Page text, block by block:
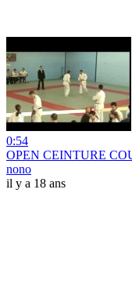
0:54
OPEN CEINTURE
nono
il y a 18 ans